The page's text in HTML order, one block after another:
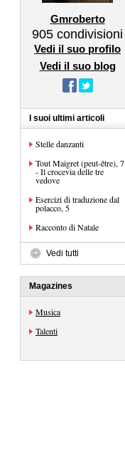
Gmroberto
905 condivisioni
Vedi il suo profilo
Vedi il suo blog
I suoi ultimi articoli
Stelle danzanti
Tout Maigret (peut-être), 7
- Il crocevia delle tre
vedove
Esercizi di traduzione dal
polacco, 5
Racconto di Natale
Vedi tutti
Magazines
Musica
Talenti